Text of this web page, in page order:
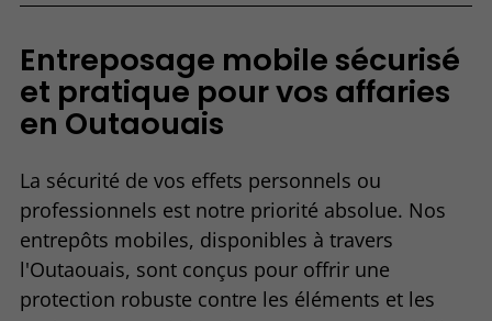
Entreposage mobile sécurisé
et pratique pour vos affaries
en Outaouais
La sécurité de vos effets personnels ou
professionnels est notre priorité absolue. Nos
entrepôts mobiles, disponibles à travers
l'Outaouais, sont conçus pour offrir une
protection robuste contre les éléments et les